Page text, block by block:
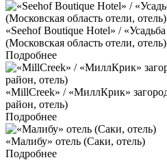
«Seehof Boutique Hotel» /
(Московская область отели, отель)
Подробнее
«MillCreek» / «МиллКрик»
район, отель)
Подробнее
«Малибу» отель (Саки, отель)
Подробнее